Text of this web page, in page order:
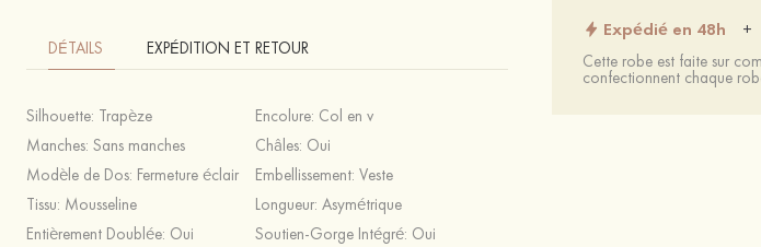
DÉTAILS EXPÉDITION ET RETOUR
Silhouette: Trapèze Encolure: Col en v
Manches: Sans manches Châles: Oui
Modèle de Dos: Fermeture éclair Embellissement: Veste
Tissu: Mousseline Longueur: Asymétrique
Entièrement Doublée: Oui Soutien-Gorge Intégré: Oui
Expédié en 48h +
Cette robe est faite sur
confectionnent chaque